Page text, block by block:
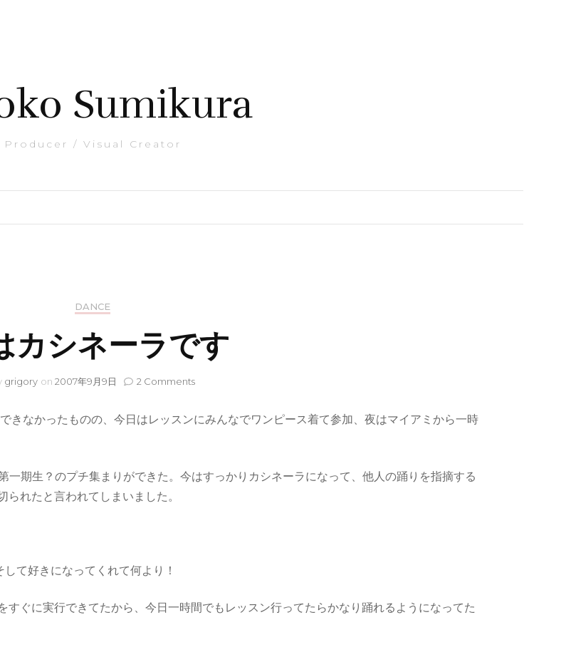
Sumikura
Producer / Visual Creator
DANCE
カシネーラです
grigory on 2007年9月9日 2 Commentson
カ
ラ
きなかったものの、今日はレッスンにみんなでワンピース着て参加、夜はマイアミから一時
期生？のプチ集まりができた。今はすっかりカシネーラになって、他人の踊りを指摘する
れたと言われてしまいました。
て好きになってくれて何より！
ぐに実行できてたから、今日一時間でもレッスン行ってたらかなり踊れるようになってた